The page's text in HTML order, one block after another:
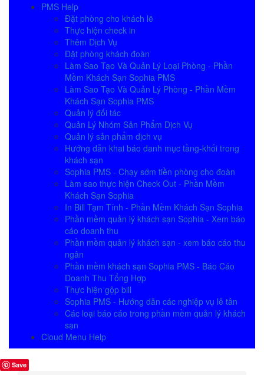
PMS Help
Đặt phòng cho khách lẽ
Thực hiện check in
Thêm Dịch Vụ
Đặt phòng khách đoàn
Làm Sao Tạo Và Quản Lý Loại Phòng - Phần
Mềm Khách Sạn Sophia PMS
Làm Sao Tạo Và Quản Lý Phòng - Phần Mềm
Khách Sạn Sophia PMS
Quản lý đối tác
Quản Lý Nhóm Sản Phẩm Dịch Vụ
Quản lý sản phẩm dịch vụ
Hướng dẫn khai báo danh mục tầng-khối trong
khách sạn
Sophia PMS - Chạy sớm tiền phòng cho đoàn
Làm sao thực hiện Check Out - Phần Mềm
Khách Sạn Sophia
In Bill Tạm Tính - Phần Mềm Khách Sạn Sophia
Phần mềm quản lý khách sạn Sophia - Xem báo
cáo doanh thu
Phần mềm quản lý khách sạn - xem báo cáo thu
ngân
Phần mềm khách sạn Sophia PMS - Báo Cáo
Doanh Thu Tổng Hợp
Thực hiện gộp bill
Sophia PMS - Hướng dẫn các nghiệp vụ lễ tân
Các loại báo cáo trong phần mềm quản lý khách
sạn
Cloud Menu Help
Save